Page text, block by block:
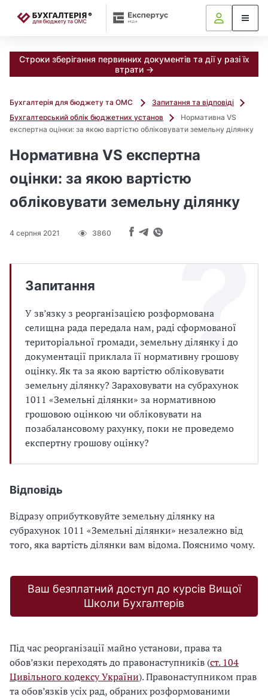
Строки зберігання первинних документів та дії у разі їх
втрати →
Бухгалтерія для бюджету та ОМС
Запитання та відповіді
Бухгалтерський облік бюджетних установ
Нормативна VS
експертна оцінки: за якою вартістю обліковувати земельну ділянку
Нормативна VS експертна
оцінки: за якою вартістю
обліковувати земельну ділянку
4 серпня 2021 3860
Запитання
У зв’язку з реорганізацією розформована
селищна рада передала нам, раді сформованої
територіальної громади, земельну ділянку і до
документації приклала її нормативну грошову
оцінку. Як та за якою вартістю обліковувати
земельну ділянку? Зараховувати на субрахунок
1011 «Земельні ділянки» за нормативною
грошовою оцінкою чи обліковувати на
позабалансовому рахунку, поки не проведемо
експертну грошову оцінку?
Відповідь
Відразу оприбутковуйте земельну ділянку на
субрахунок 1011 «Земельні ділянки» незалежно від
того, яка вартість ділянки вам відома. Пояснимо чому.
Ваш безплатний доступ до курсів Вищої
Школи Бухгалтерів
Під час реорганізації майно установи, права та
обов’язки переходять до правонаступників (ст. 104
Цивільного кодексу України). Правонаступником прав
та обов’язків усіх рад, обраних розформованими